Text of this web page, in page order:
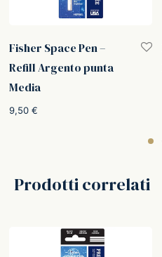
Fisher Space Pen –
Refill Argento punta
Media
9,50 €
Prodotti correlati